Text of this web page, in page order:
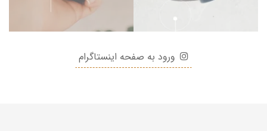
ورود به صفحه اینستاگرام